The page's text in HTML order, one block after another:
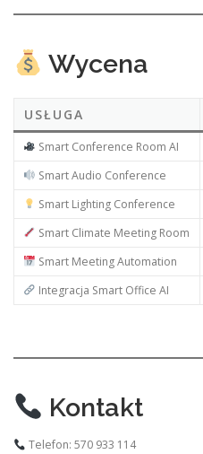
Wycena
USŁUGA
Smart Conference Room AI
Smart Audio Conference
Smart Lighting Conference
Smart Climate Meeting Room
Smart Meeting Automation
Integracja Smart Office AI
Kontakt
Telefon: 570 933 114